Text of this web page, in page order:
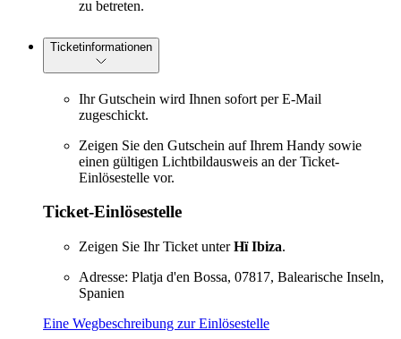
zu betreten.
Ticketinformationen
Ihr Gutschein wird Ihnen sofort per E-Mail
zugeschickt.
Zeigen Sie den Gutschein auf Ihrem Handy sowie
einen gültigen Lichtbildausweis an der Ticket-
Einlösestelle vor.
Ticket-Einlösestelle
Zeigen Sie Ihr Ticket unterHï Ibiza.
Adresse: Platja d'en Bossa, 07817, Balearische Inseln,
Spanien
Eine Wegbeschreibung zur Einlösestelle